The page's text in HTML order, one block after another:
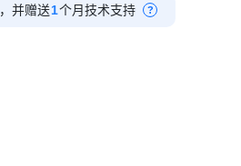
，并赠送1个月技术支持 ?